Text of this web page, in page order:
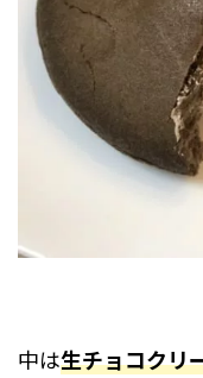
中は生チョコクリ